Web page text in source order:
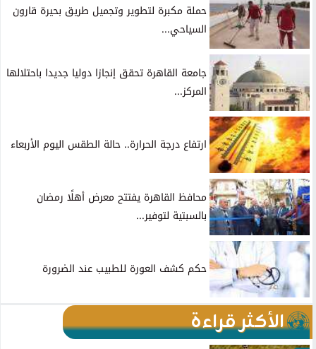
حملة مكبرة لتطوير وتجميل طريق بحيرة قارون
السياحي...
جامعة القاهرة تحقق إنجازا دوليا جديدا باحتلالها
المركز...
ارتفاع درجة الحرارة.. حالة الطقس اليوم الأربعاء
محافظ القاهرة يفتتح معرض أهلًا رمضان
بالسبتية لتوفير...
حكم كشف العورة للطبيب عند الضرورة
الأكثر قراءة